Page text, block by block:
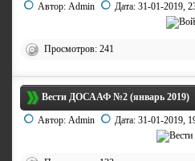
Автор: Admin Дата: 31-01-2019,
Просмотров: 241
Вести ДОСААФ №2 (январь 2019)
Автор: Admin Дата: 31-01-2019,